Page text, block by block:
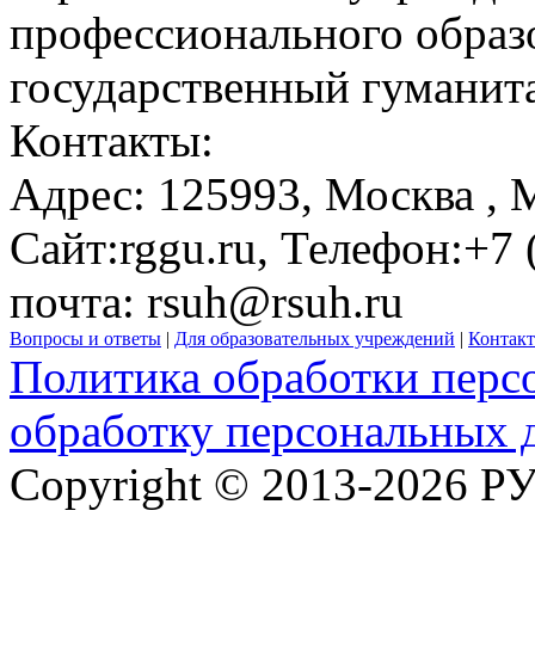
профессионального
государственный
Контакты:
Адрес: 125993, Москва ,
Сайт:rggu.ru, Телефон:+7
почта: rsuh@rsuh.ru
Вопросы и ответы | Для образовательных учреждений |
Политика обработки
обработку персональных
Copyright © 2013-2026